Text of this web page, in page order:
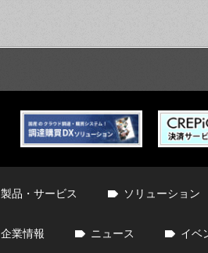
製品・サービス ソリューション
企業情報 ニュース イベ